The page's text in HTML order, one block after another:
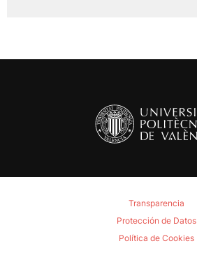
Transparencia
Protección de Datos
Política de Cookies